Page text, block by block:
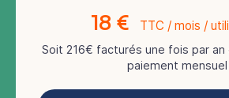
18 € TTC / mois /
Soit 216€ facturés une fois par an
paiement mensuel